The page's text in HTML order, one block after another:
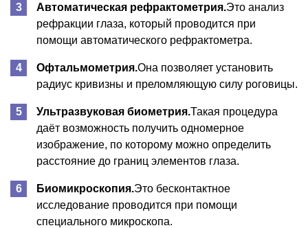
Автоматическая рефрактометрия.Это анализ
рефракции глаза, который проводится при
помощи автоматического рефрактометра.
Офтальмометрия.Она позволяет установить
радиус кривизны и преломляющую силу роговицы.
Ультразвуковая биометрия.Такая процедура
даёт возможность получить одномерное
изображение, по которому можно определить
расстояние до границ элементов глаза.
Биомикроскопия.Это бесконтактное
исследование проводится при помощи
специального микроскопа.